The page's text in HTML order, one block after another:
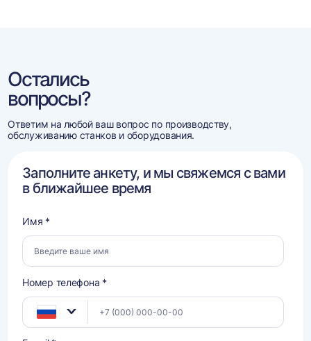
Остались
вопросы?
Ответим на любой ваш вопрос по производству,
обслуживанию станков и оборудования.
Заполните анкету, и мы свяжемся с вами
в ближайшее время
Имя *
Номер телефона *